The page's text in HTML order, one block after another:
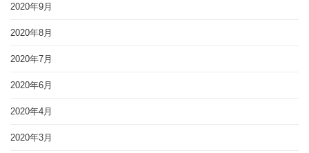
2020年9月
2020年8月
2020年7月
2020年6月
2020年4月
2020年3月